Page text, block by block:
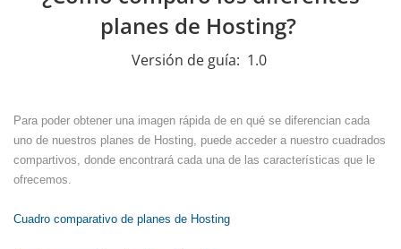
planes de Hosting?
Versión de guía: 1.0
Para poder obtener una imagen rápida de en qué se diferencian cada
uno de nuestros planes de Hosting, puede acceder a nuestro cuadrados
compartivos, donde encontrará cada una de las características que le
ofrecemos.
Cuadro comparativo de planes de Hosting